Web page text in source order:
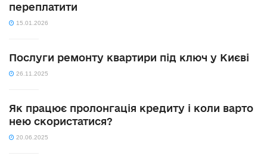
переплатити
15.01.2026
Послуги ремонту квартири під ключ у Києві
26.11.2025
Як працює пролонгація кредиту і коли варто
нею скористатися?
20.06.2025